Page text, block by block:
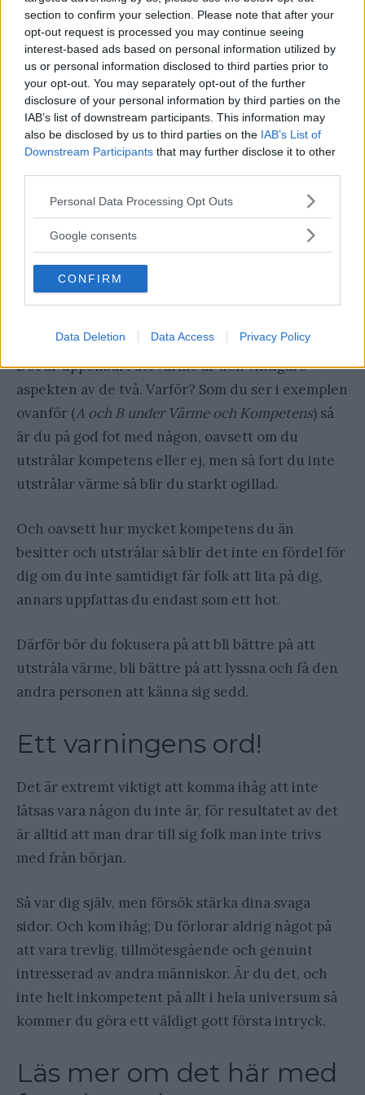
section to confirm your selection. Please note that after your
opt-out request is processed you may continue seeing
interest-based ads based on personal information utilized by
us or personal information disclosed to third parties prior to
your opt-out. You may separately opt-out of the further
disclosure of your personal information by third parties on the
IAB’s list of downstream participants. This information may
also be disclosed by us to third parties on the IAB’s List of
Downstream Participants that may further disclose it to other
Please note that this website/app uses one or more Google
not limited to your visit or usage behaviour. You may click to
use your data for below specified purposes in below Google
consent section.
Personal Data Processing Opt Outs
Google consents
CONFIRM
Data Deletion Data Access Privacy Policy
ovanför, någon som utstrålar kompetens men
ingen värme.
Sammanfattningsvis
Det är uppenbart att värme är den viktigare
aspekten av de två. Varför? Som du ser i exemplen
ovanför (A och B under Värme och Kompetens) så
är du på god fot med någon, oavsett om du
utstrålar kompetens eller ej, men så fort du inte
utstrålar värme så blir du starkt ogillad.
Och oavsett hur mycket kompetens du än
besitter och utstrålar så blir det inte en fördel för
dig om du inte samtidigt får folk att lita på dig,
annars uppfattas du endast som ett hot.
Därför bör du fokusera på att bli bättre på att
utstråla värme, bli bättre på att lyssna och få den
andra personen att känna sig sedd.
Ett varningens ord!
Det är extremt viktigt att komma ihåg att inte
låtsas vara någon du inte är, för resultatet av det
är alltid att man drar till sig folk man inte trivs
med från början.
Så var dig själv, men försök stärka dina svaga
sidor. Och kom ihåg; Du förlorar aldrig något på
att vara trevlig, tillmötesgående och genuint
intresserad av andra människor. Är du det, och
inte helt inkompetent på allt i hela universum så
kommer du göra ett väldigt gott första intryck.
Läs mer om det här med